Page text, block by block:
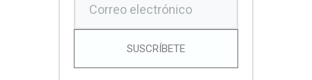
SUSCRÍBETE